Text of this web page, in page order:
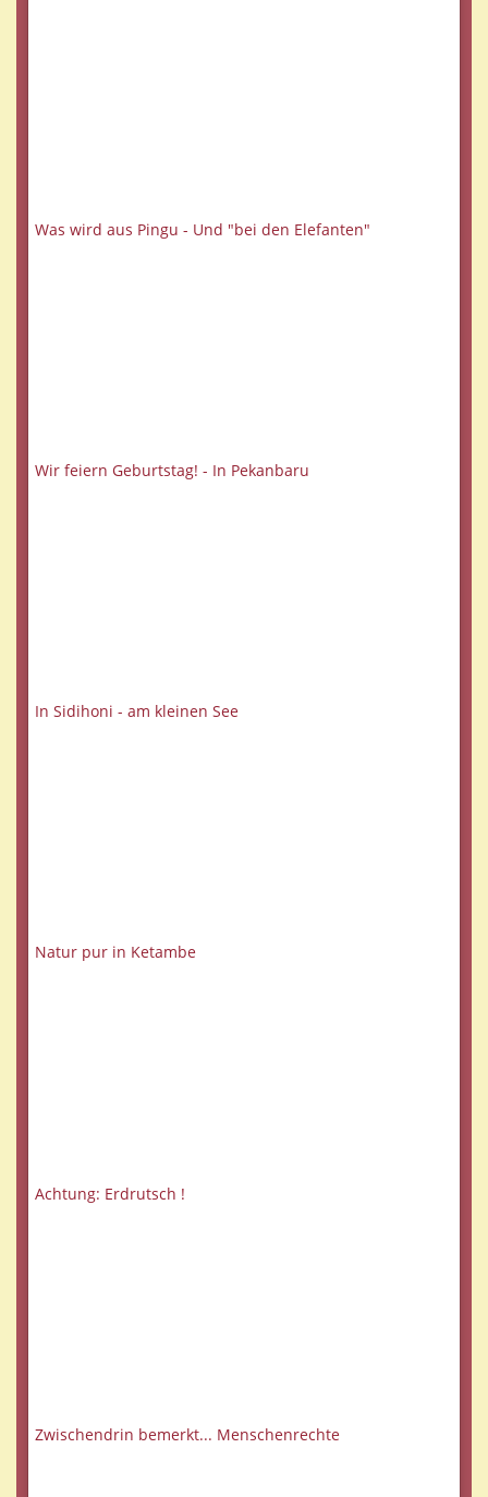
Was wird aus Pingu - Und "bei den Elefanten"
Wir feiern Geburtstag! - In Pekanbaru
In Sidihoni - am kleinen See
Natur pur in Ketambe
Achtung: Erdrutsch !
Zwischendrin bemerkt... Menschenrechte